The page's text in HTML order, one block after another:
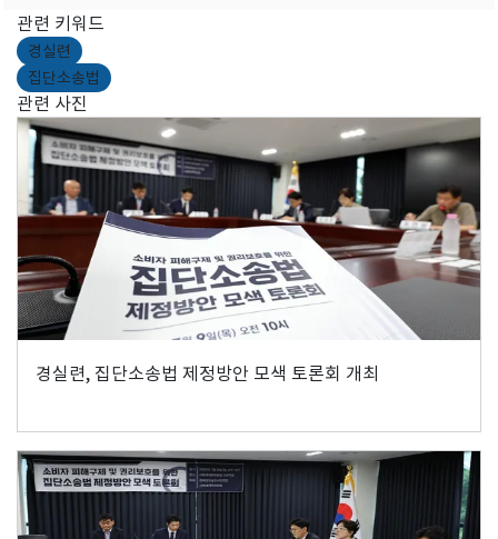
관련 키워드
경실련
집단소송법
관련 사진
경실련, 집단소송법 제정방안 모색 토론회 개최